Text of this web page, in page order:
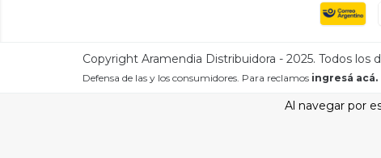
Al navegar por
Defensa de las y los consumidores. Para reclamos ingresá acá.